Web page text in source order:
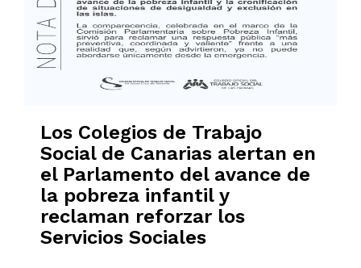
Los Colegios de Trabajo
Social de Canarias alertan en
el Parlamento del avance de
la pobreza infantil y
reclaman reforzar los
Servicios Sociales